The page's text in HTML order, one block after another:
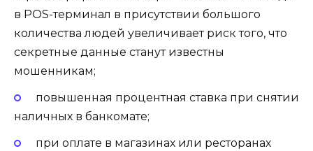
в POS-терминал в присутствии большого
количества людей увеличивает риск того, что
секретные данные станут известны
мошенникам;
повышенная процентная ставка при снятии
наличных в банкомате;
при оплате в магазинах или ресторанах